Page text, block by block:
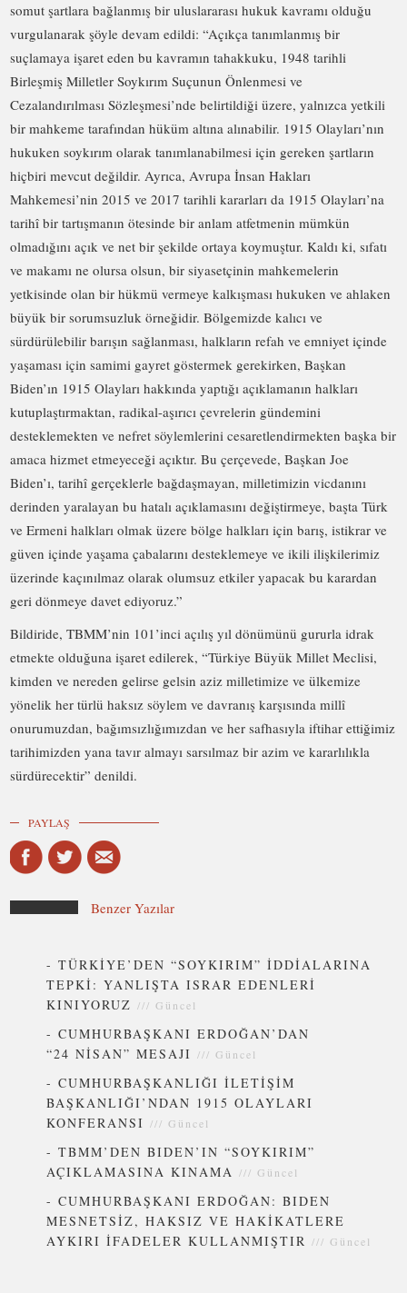
somut şartlara bağlanmış bir uluslararası hukuk kavramı olduğu
vurgulanarak şöyle devam edildi: “Açıkça tanımlanmış bir
suçlamaya işaret eden bu kavramın tahakkuku, 1948 tarihli
Birleşmiş Milletler Soykırım Suçunun Önlenmesi ve
Cezalandırılması Sözleşmesi’nde belirtildiği üzere, yalnızca yetkili
bir mahkeme tarafından hüküm altına alınabilir. 1915 Olayları’nın
hukuken soykırım olarak tanımlanabilmesi için gereken şartların
hiçbiri mevcut değildir. Ayrıca, Avrupa İnsan Hakları
Mahkemesi’nin 2015 ve 2017 tarihli kararları da 1915 Olayları’na
tarihî bir tartışmanın ötesinde bir anlam atfetmenin mümkün
olmadığını açık ve net bir şekilde ortaya koymuştur. Kaldı ki, sıfatı
ve makamı ne olursa olsun, bir siyasetçinin mahkemelerin
yetkisinde olan bir hükmü vermeye kalkışması hukuken ve ahlaken
büyük bir sorumsuzluk örneğidir. Bölgemizde kalıcı ve
sürdürülebilir barışın sağlanması, halkların refah ve emniyet içinde
yaşaması için samimi gayret göstermek gerekirken, Başkan
Biden’ın 1915 Olayları hakkında yaptığı açıklamanın halkları
kutuplaştırmaktan, radikal-aşırıcı çevrelerin gündemini
desteklemekten ve nefret söylemlerini cesaretlendirmekten başka bir
amaca hizmet etmeyeceği açıktır. Bu çerçevede, Başkan Joe
Biden’ı, tarihî gerçeklerle bağdaşmayan, milletimizin vicdanını
derinden yaralayan bu hatalı açıklamasını değiştirmeye, başta Türk
ve Ermeni halkları olmak üzere bölge halkları için barış, istikrar ve
güven içinde yaşama çabalarını desteklemeye ve ikili ilişkilerimiz
üzerinde kaçınılmaz olarak olumsuz etkiler yapacak bu karardan
geri dönmeye davet ediyoruz.”
Bildiride, TBMM’nin 101’inci açılış yıl dönümünü gururla idrak
etmekte olduğuna işaret edilerek, “Türkiye Büyük Millet Meclisi,
kimden ve nereden gelirse gelsin aziz milletimize ve ülkemize
yönelik her türlü haksız söylem ve davranış karşısında millî
onurumuzdan, bağımsızlığımızdan ve her safhasıyla iftihar ettiğimiz
tarihimizden yana tavır almayı sarsılmaz bir azim ve kararlılıkla
sürdürecektir” denildi.
PAYLAŞ
Benzer Yazılar
-TÜRKİYE’DEN “SOYKIRIM” İDDİALARINA
TEPKİ: YANLIŞTA ISRAR EDENLERİ
KINIYORUZ ///Güncel
-CUMHURBAŞKANI ERDOĞAN’DAN
“24 NİSAN” MESAJI ///Güncel
-CUMHURBAŞKANLIĞI İLETİŞİM
BAŞKANLIĞI’NDAN 1915 OLAYLARI
KONFERANSI ///Güncel
-TBMM’DEN BIDEN’IN “SOYKIRIM”
AÇIKLAMASINA KINAMA ///Güncel
-CUMHURBAŞKANI ERDOĞAN: BIDEN
MESNETSİZ, HAKSIZ VE HAKİKATLERE
AYKIRI İFADELER KULLANMIŞTIR///Güncel